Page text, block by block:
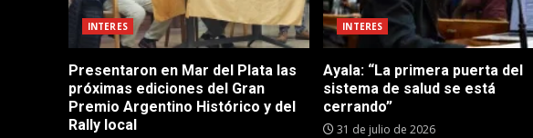
INTERES
Presentaron en Mar del Plata las
próximas ediciones del Gran
Premio Argentino Histórico y del
Rally local
INTERES
Ayala: “La primera puerta del
sistema de salud se está
cerrando”
31 de julio de 2026